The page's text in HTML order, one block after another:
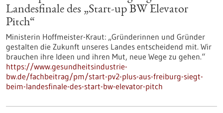
Landesfinale des „Start-up BW Elevator
Pitch“
Ministerin Hoffmeister-Kraut: „Gründerinnen und Gründer
gestalten die Zukunft unseres Landes entscheidend mit. Wir
brauchen ihre Ideen und ihren Mut, neue Wege zu gehen.“
https://www.gesundheitsindustrie-
bw.de/fachbeitrag/pm/start-pv2-plus-aus-freiburg-siegt-
beim-landesfinale-des-start-bw-elevator-pitch